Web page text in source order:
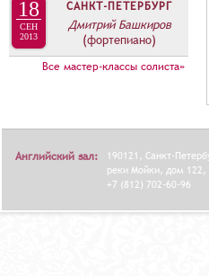
18
СЕН
2013
САНКТ-ПЕТЕРБУРГ
Дмитрий Башкиров
(фортепиано)
Все мастер-классы солиста»
Английский зал:
190121, Санкт-
реки Мойки, дом 122,
+7 (812) 702-60-96